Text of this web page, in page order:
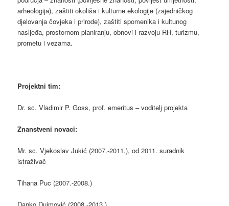
arheologija), zaštiti okoliša i kulturne ekologije (zajedničkog
djelovanja čovjeka i prirode), zaštiti spomenika i kultunog
nasljeđa, prostornom planiranju, obnovi i razvoju RH, turizmu,
prometu i vezama.
Projektni tim:
Dr. sc. Vladimir P. Goss, prof. emeritus – voditelj projekta
Znanstveni novaci:
Mr. sc. Vjekoslav Jukić (2007.-2011.), od 2011. suradnik
istraživač
Tihana Puc (2007.-2008.)